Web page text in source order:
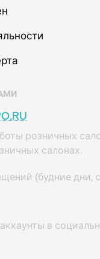
розничных
салонах.
(будние дни,
в